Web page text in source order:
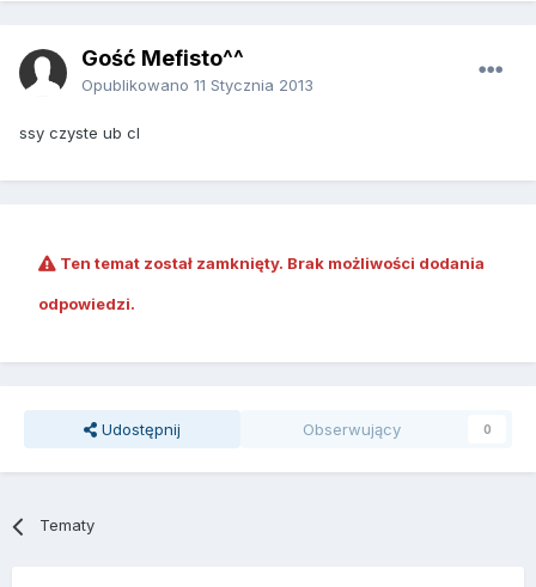
Gość Mefisto^^
Opublikowano 11 Stycznia 2013
ssy czyste ub cl
Ten temat został zamknięty. Brak możliwości dodania
odpowiedzi.
Udostępnij Obserwujący 0
Tematy